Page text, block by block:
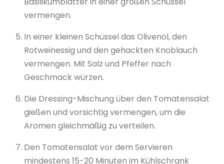
vermengen.
In einer kleinen Schüssel das Olivenöl, den
Rotweinessig und den gehackten Knoblauch
vermengen. Mit Salz und Pfeffer nach
Geschmack würzen.
Die Dressing-Mischung über den Tomatensalat
gießen und vorsichtig vermengen, um die
Aromen gleichmäßig zu verteilen.
Den Tomatensalat vor dem Servieren
mindestens 15-20 Minuten im Kühlschrank